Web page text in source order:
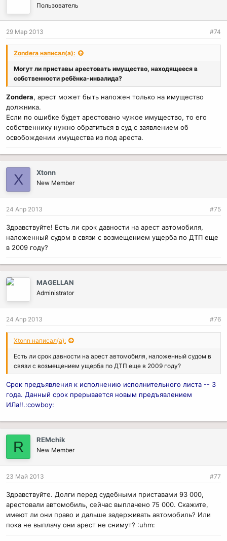
Пользователь
29 Мар 2013 #74
Zondera написал(а):
Могут ли приставы арестовать имущество, находящееся в
собственности ребёнка-инвалида?
Zondera, арест может быть наложен только на имущество
должника.
Если по ошибке будет арестовано чужое имущество, то его
собственнику нужно обратиться в суд с заявлением об
освобождении имущества из под ареста.
X Xtonn
New Member
24 Апр 2013 #75
Здравствуйте! Есть ли срок давности на арест автомобиля,
наложенный судом в связи с возмещением ущерба по ДТП еще
в 2009 году?
MAGELLAN
Administrator
24 Апр 2013 #76
Xtonn написал(а):
Есть ли срок давности на арест автомобиля, наложенный судом в
связи с возмещением ущерба по ДТП еще в 2009 году?
Срок предъявления к исполнению исполнительного листа -- 3
года. Данный срок прерывается новым предъявлением
ИЛа!!.:cowboy:
R REMchik
New Member
23 Май 2013 #77
Здравствуйте. Долги перед судебными приставами 93 000,
арестовали автомобиль, сейчас выплачено 75 000. Скажите,
имеют ли они право и дальше задерживать автомобиль? Или
пока не выплачу они арест не снимут? :uhm: